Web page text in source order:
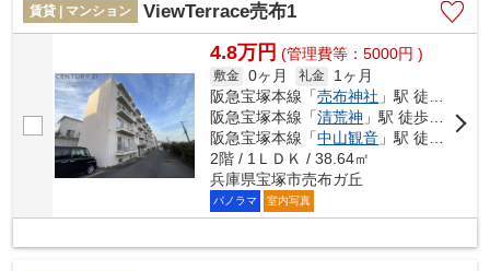
賃貸 | マンション ViewTerrace売布1
4.8万円 (管理費等：5000円 )
敷金 0ヶ月 礼金
1ヶ月
阪急宝塚本線「売布神社 」駅 徒歩11分
阪急宝塚本線「清荒神 」駅 徒歩14分
阪急宝塚本線「中山観音 」駅 徒歩20分
2階 / 1ＬＤＫ / 38.64㎡
兵庫県宝塚市売布ガ丘
パノラマ 室内写真